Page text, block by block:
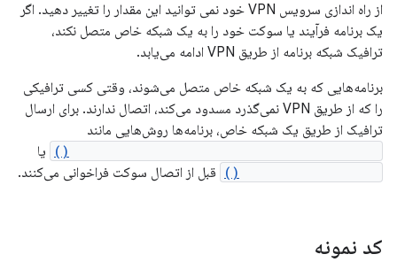
از راه اندازی سرویس VPN خود نمی توانید این مقدار را تغییر دهید. اگر
یک برنامه فرآیند یا سوکت خود را به یک شبکه خاص متصل نکند،
ترافیک شبکه برنامه از طریق VPN ادامه می‌یابد.
برنامه‌هایی که به یک شبکه خاص متصل می‌شوند، وقتی کسی ترافیکی
را که از طریق VPN نمی‌گذرد مسدود می‌کند، اتصال ندارند. برای ارسال
ترافیک از طریق یک شبکه خاص، برنامه‌ها روش‌هایی مانند
یا
قبل از اتصال سوکت فراخوانی می‌کنند.
کد نمونه